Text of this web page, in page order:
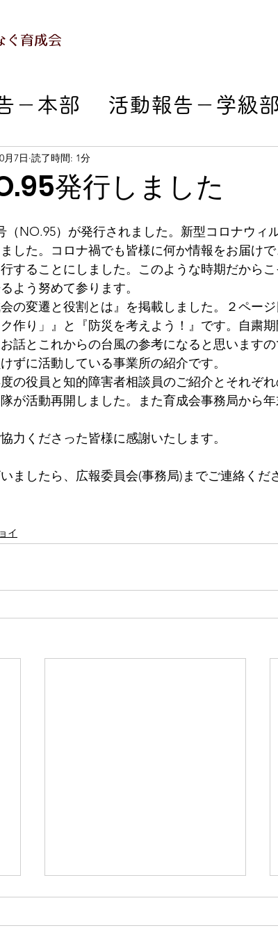
ぐ育成会
－本部 活動報告－学級部
活動報告－成人部
エンジョイ 活動報告－
いい話-コラム
いい話－わが子の障がいを
いい話－きょうだい
いい話－座談会 お知らせ
う！
発行しました
月7日 読了時間: 1分
（NO.95）が発行されました。新型コロナウィ
した。コロナ禍でも皆様に何か情報をお届け
することにしました。このような時期だから
よう努めて参ります。
の変遷と役割とは』を掲載しました。２ペー
作り」』と『防災を考えよう！』です。自粛
話とこれからの台風の参考になると思います
ずに活動している事業所の紹介です。
の役員と知的障害者相談員のご紹介とそれぞ
が活動再開しました。また育成会事務局から
力くださった皆様に感謝いたします。
ましたら、広報委員会(事務局)までご連絡くだ
イ